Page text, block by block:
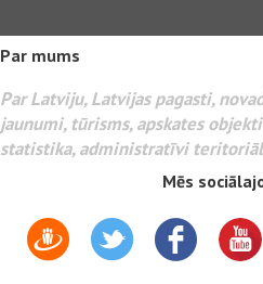
Par mums
Par Latviju, Latvijas pagasti,
jaunumi, tūrisms, apskates
statistika, administratīvi
Mēs